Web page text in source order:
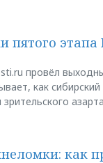
пятого
провёл
как
азарта
как